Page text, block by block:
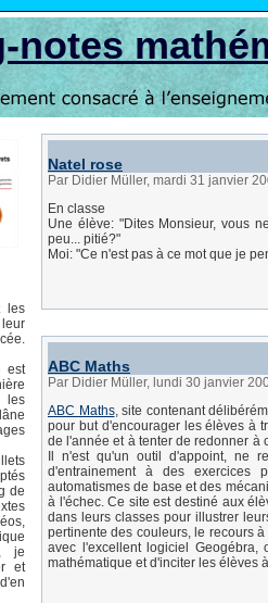
notes
les
est
de
je
et
Natel rose
Par Didier Müller, mardi 31 janvier
En classe
Une élève: "Dites Monsieur, vous
peu... pitié?"
Moi: "Ce n'est pas à ce mot que je
ABC Maths
Par Didier Müller, lundi 30 janvier
ABC Maths, site contenant
pour but d'encourager les élèves à
de l'année et à tenter de redonner à
Il n'est qu'un outil d'appoint, ne
d'entrainement à des exercices
automatismes de base et des
à l'échec. Ce site est destiné aux
dans leurs classes pour illustrer
pertinente des couleurs, le recours
avec l'excellent logiciel Geogébra,
mathématique et d'inciter les élèves